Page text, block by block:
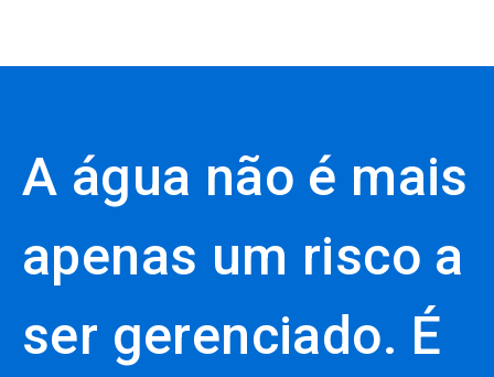
A água não é mais
apenas um risco a
ser gerenciado. É